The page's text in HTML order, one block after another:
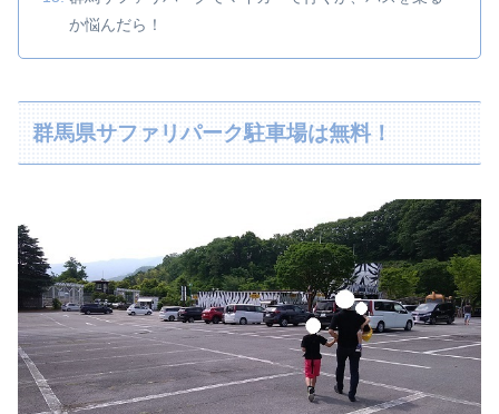
か悩んだら！
群馬県サファリパーク駐車場は無料！